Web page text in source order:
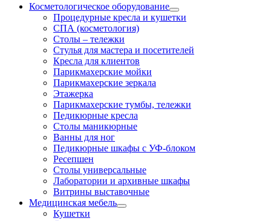
Косметологическое оборудование
Процедурные кресла и кушетки
СПА (косметология)
Столы – тележки
Стулья для мастера и посетителей
Кресла для клиентов
Парикмахерские мойки
Парикмахерские зеркала
Этажерка
Парикмахерские тумбы, тележки
Педикюрные кресла
Столы маникюрные
Ванны для ног
Педикюрные шкафы с УФ-блоком
Ресепшен
Столы универсальные
Лаборатории и архивные шкафы
Витрины выставочные
Медицинская мебель
Кушетки